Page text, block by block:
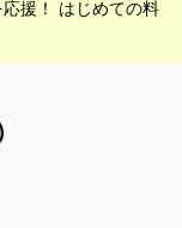
援！ はじめての料